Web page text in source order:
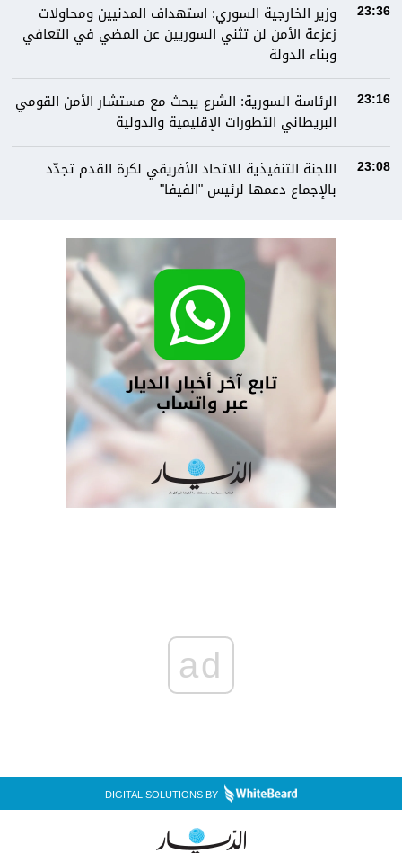
23:36
وزير الخارجية السوري: استهداف المدنيين ومحاولات
زعزعة الأمن لن تثني السوريين عن المضي في التعافي
وبناء الدولة
23:16
الرئاسة السورية: الشرع يبحث مع مستشار الأمن القومي
البريطاني التطورات الإقليمية والدولية
23:08
اللجنة التنفيذية للاتحاد الأفريقي لكرة القدم تجدّد
بالإجماع دعمها لرئيس "الفيفا"
ad
DIGITAL SOLUTIONS BY